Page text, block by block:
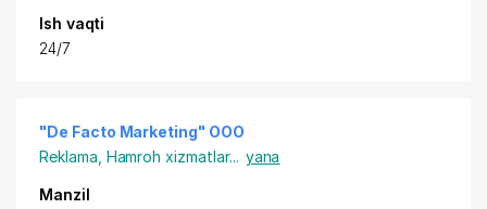
Ish vaqti
24/7
"De Facto Marketing" OOO
Reklama Hamroh xizmatlar... yana
Manzil